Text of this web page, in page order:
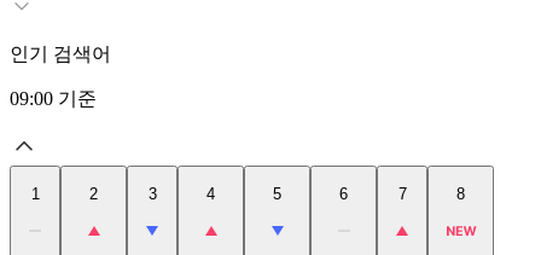
인기 검색어
09:00 기준
1 2 3 4 5 6 7 8